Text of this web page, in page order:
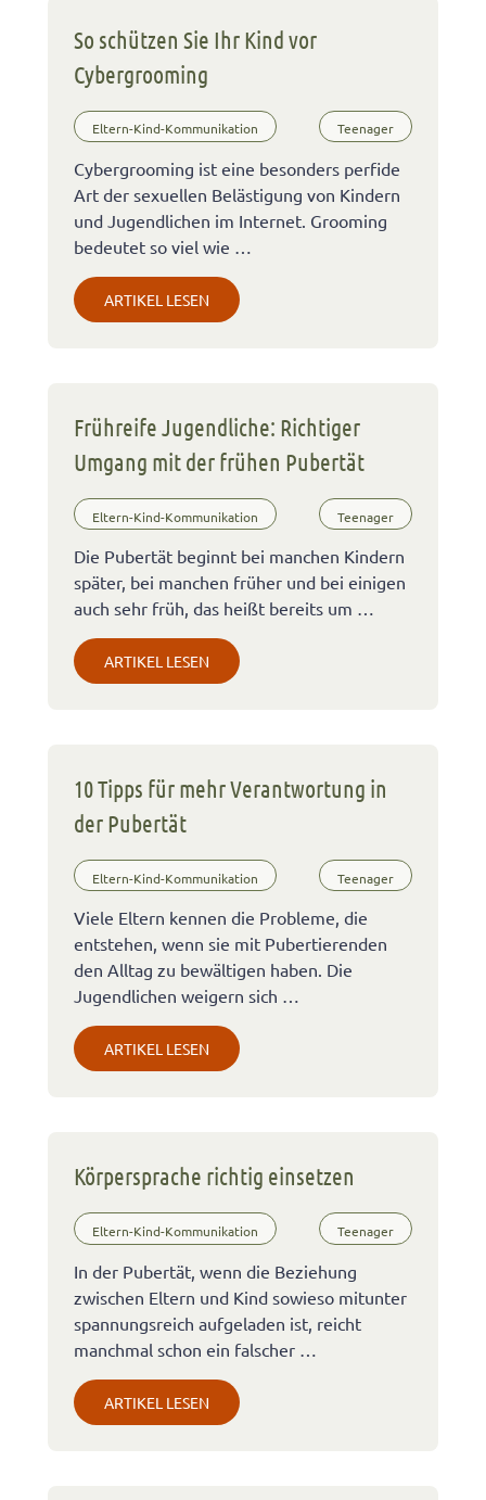
So schützen Sie Ihr Kind vor
Cybergrooming
Eltern-Kind-Kommunikation Teenager
Cybergrooming ist eine besonders perfide
Art der sexuellen Belästigung von Kindern
und Jugendlichen im Internet. Grooming
bedeutet so viel wie …
ARTIKEL LESEN
Frühreife Jugendliche: Richtiger
Umgang mit der frühen Pubertät
Eltern-Kind-Kommunikation Teenager
Die Pubertät beginnt bei manchen Kindern
später, bei manchen früher und bei einigen
auch sehr früh, das heißt bereits um …
ARTIKEL LESEN
10 Tipps für mehr Verantwortung in
der Pubertät
Eltern-Kind-Kommunikation Teenager
Viele Eltern kennen die Probleme, die
entstehen, wenn sie mit Pubertierenden
den Alltag zu bewältigen haben. Die
Jugendlichen weigern sich …
ARTIKEL LESEN
Körpersprache richtig einsetzen
Eltern-Kind-Kommunikation Teenager
In der Pubertät, wenn die Beziehung
zwischen Eltern und Kind sowieso mitunter
spannungsreich aufgeladen ist, reicht
manchmal schon ein falscher …
ARTIKEL LESEN